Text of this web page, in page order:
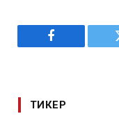
Facebook
ТИКЕР